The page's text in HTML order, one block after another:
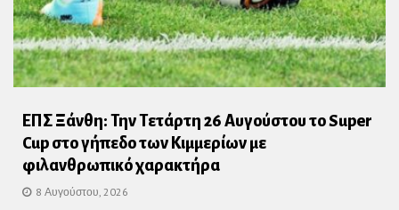
ΕΠΣ Ξάνθη: Την Τετάρτη 26 Αυγούστου το Super
Cup στο γήπεδο των Κιμμερίων με
φιλανθρωπικό χαρακτήρα
8 Αυγούστου, 2026